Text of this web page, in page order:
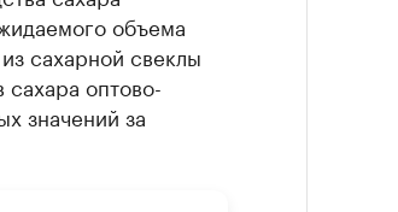
объема
сахарной свеклы
оптово-
значений за